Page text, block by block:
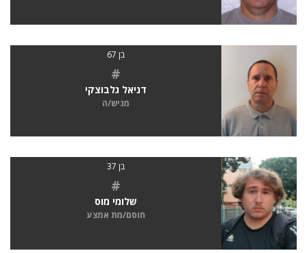
בן 67
#
דניאל גלבוצקי
מגיש/ה
בן 37
#
שלומי מוס
חוסם/מת אמצע